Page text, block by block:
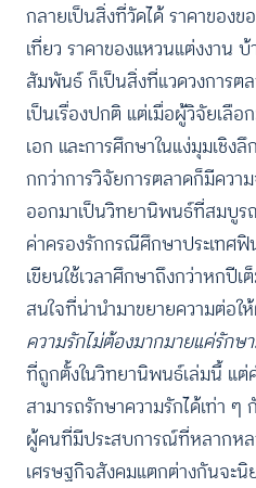
กลายเป็นสิ่งที่วัดได้ ราคาของ
เที่ยว ราคาของแหวนแต่งงาน
สัมพันธ์ ก็เป็นสิ่งที่แวดวงการต
เป็นเรื่องปกติ แต่เมื่อผู้วิจัยเลื
เอก และการศึกษาในแง่มุมเชิ
กกว่าการวิจัยการตลาดก็มีควา
ออกมาเป็นวิทยานิพนธ์ที่สมบูร
ค่าครองรักกรณีศึกษาประเทศฟิ
เขียนใช้เวลาศึกษาถึงกว่าหกปี
สนใจที่น่านำมาขยายความต่อใ
ความรักไม่ต้องมากมายแค่รักษ
ที่ถูกตั้งในวิทยานิพนธ์เล่มนี้ แต่
สามารถรักษาความรักได้เท่า
ผู้คนที่มีประสบการณ์ที่หลากห
เศรษฐกิจสังคมแตกต่างกันจะ